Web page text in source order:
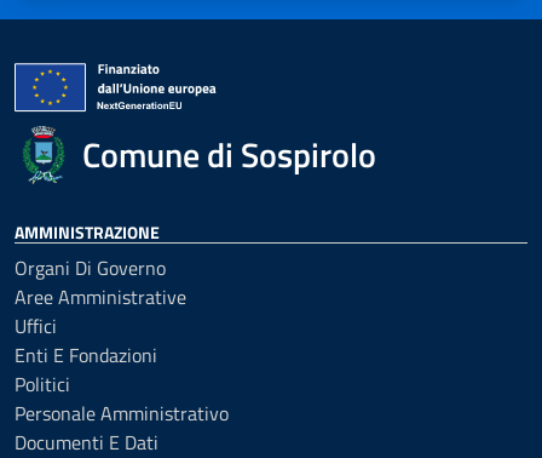
Comune di Sospirolo
AMMINISTRAZIONE
Organi Di Governo
Aree Amministrative
Uffici
Enti E Fondazioni
Politici
Personale Amministrativo
Documenti E Dati